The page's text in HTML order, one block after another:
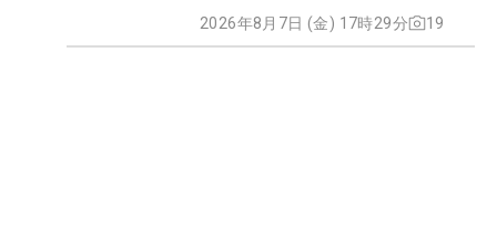
2026年8月7日 (金) 17時29分 19